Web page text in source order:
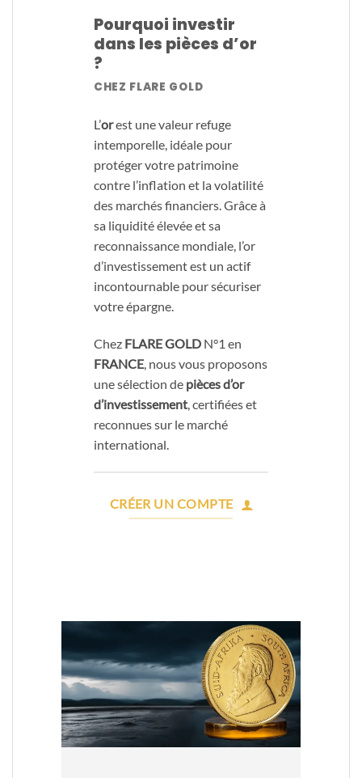
Pourquoi investir
dans les pièces d’or
?
CHEZ FLARE GOLD
L’orest une valeur refuge
intemporelle, idéale pour
protéger votre patrimoine
contre l’inflation et la volatilité
des marchés financiers. Grâce à
sa liquidité élevée et sa
reconnaissance mondiale, l’or
d’investissement est un actif
incontournable pour sécuriser
votre épargne.
Chez FLARE GOLD N°1 en
FRANCE, nous vous proposons
une sélection de pièces d’or
d’investissement, certifiées et
reconnues sur le marché
international.
CRÉER UN COMPTE